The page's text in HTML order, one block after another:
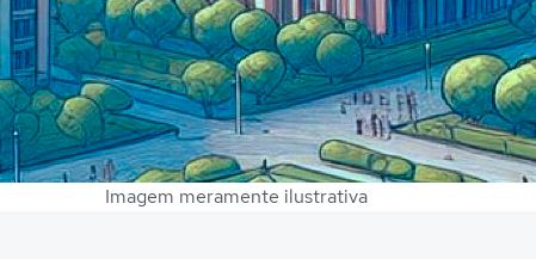
Imagem meramente ilustrativa